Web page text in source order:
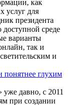
как
услуг для
президента
доступной среде
варианты
так и
и
понятнее глухим
давно, с 2011
при создании